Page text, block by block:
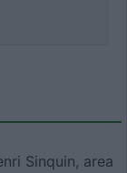
Sinquin, area